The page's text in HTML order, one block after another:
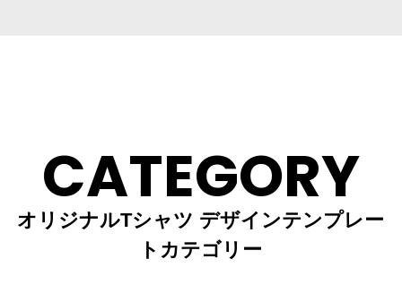
CATEGORY
オリジナルTシャツ デザインテンプレー
トカテゴリー